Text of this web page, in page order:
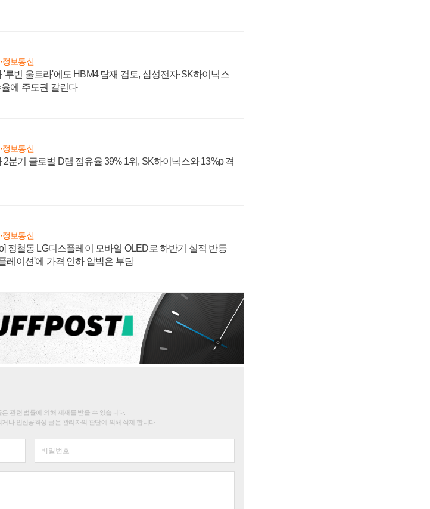
정보통신
'루빈 울트라'에도 HBM4 탑재 검토, 삼성전자·SK하이닉스
에 주도권 갈린다
정보통신
2분기 글로벌 D램 점유율 39% 1위, SK하이닉스와 13%p 격
정보통신
정철동 LG디스플레이 모바일 OLED로 하반기 실적 반등
레이션'에 가격 인하 압박은 부담
관련 법률에 의해 제재를 받을 수 있습니다.
나 인신공격성 글은 관리자의 판단에 의해 삭제 합니다.